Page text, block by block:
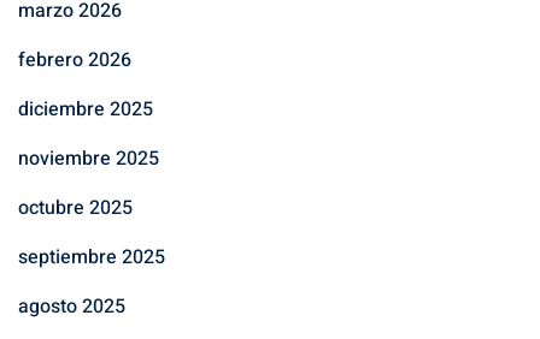
marzo 2026
febrero 2026
diciembre 2025
noviembre 2025
octubre 2025
septiembre 2025
agosto 2025